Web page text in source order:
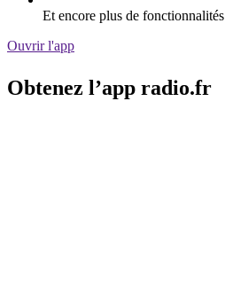
Et encore plus de fonctionnalités
Ouvrir l'app
Obtenez l’app